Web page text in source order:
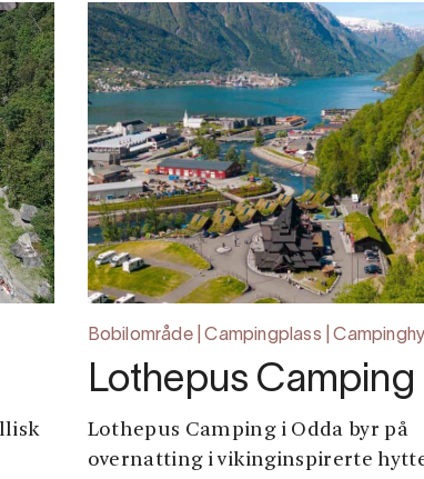
Bobilområde | Campingplass |
Lothepus Camping
Lothepus Camping i Odda byr på
overnatting i vikinginspirerte